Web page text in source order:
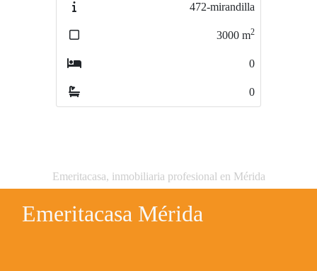
472-mirandilla
784 - Terreno Esparragalejo
4800
Emeritacasa, inmobiliaria profesional en Mérida
Emeritacasa Mérida